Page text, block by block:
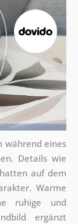
während eines
Details wie
auf dem
Warme
ruhige und
ergänzt